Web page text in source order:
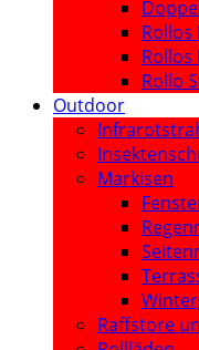
Rollo
Outdoor
Markisen
Raffstore